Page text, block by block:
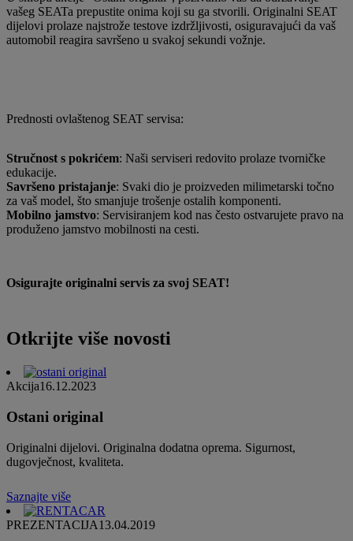
vašeg SEATa prepustite onima koji su ga stvorili. Originalni SEAT
dijelovi prolaze najstrože testove izdržljivosti, osiguravajući da vaš
automobil reagira savršeno u svakoj sekundi vožnje.
Prednosti ovlaštenog SEAT servisa:
Stručnost s pokrićem: Naši serviseri redovito prolaze tvorničke
edukacije.
Savršeno pristajanje: Svaki dio je proizveden milimetarski točno
za vaš model, što smanjuje trošenje ostalih komponenti.
Mobilno jamstvo: Servisiranjem kod nas često ostvarujete pravo na
produženo jamstvo mobilnosti na cesti.
Osigurajte originalni servis za svoj SEAT!
Otkrijte više novosti
Akcija16.12.2023
Ostani original
Originalni dijelovi. Originalna dodatna oprema. Sigurnost,
dugovječnost, kvaliteta.
Saznajte više
PREZENTACIJA13.04.2019